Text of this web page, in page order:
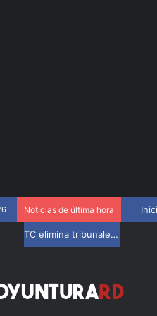
Noticias de última hora
TC elimina tribunales disciplinarios de la Ley del Colegio de Abogados